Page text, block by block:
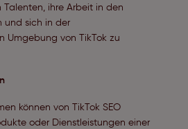
ihre Arbeit in den
und sich in der
Umgebung von TikTok zu
können von TikTok SEO
oder Dienstleistungen einer